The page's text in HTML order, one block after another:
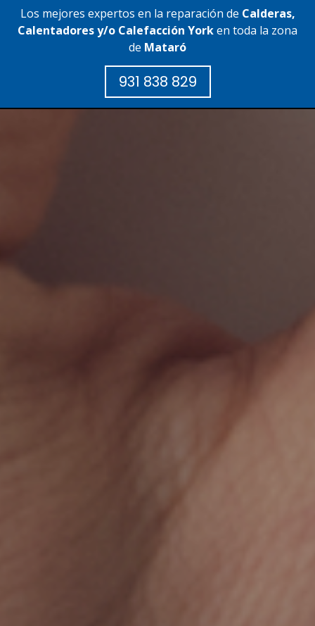
Los mejores expertos en la reparación de Calderas,
Calentadores y/o Calefacción Yorken toda la zona
de Mataró
931 838 829